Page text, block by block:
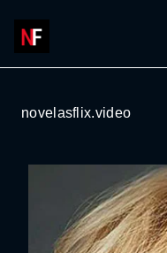
novelasflix.video